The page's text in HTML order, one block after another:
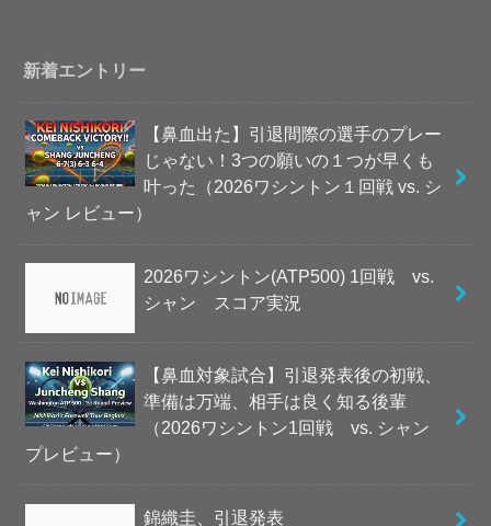
新着エントリー
【鼻血出た】引退間際の選手のプレー
じゃない！3つの願いの１つが早くも
叶った（2026ワシントン１回戦 vs. シ
ャン レビュー）
2026ワシントン(ATP500) 1回戦 vs.
シャン スコア実況
【鼻血対象試合】引退発表後の初戦、
準備は万端、相手は良く知る後輩
（2026ワシントン1回戦 vs. シャン
プレビュー）
錦織圭、引退発表